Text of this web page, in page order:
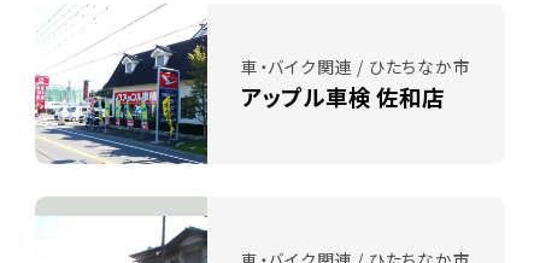
車・バイク関連 / ひたちなか市
アップル車検 佐和店